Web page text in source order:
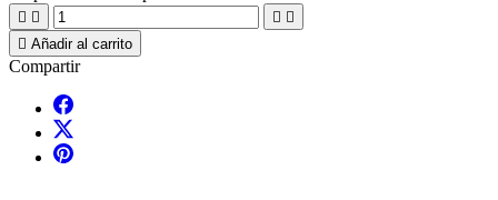
   
 Añadir al carrito
Compartir